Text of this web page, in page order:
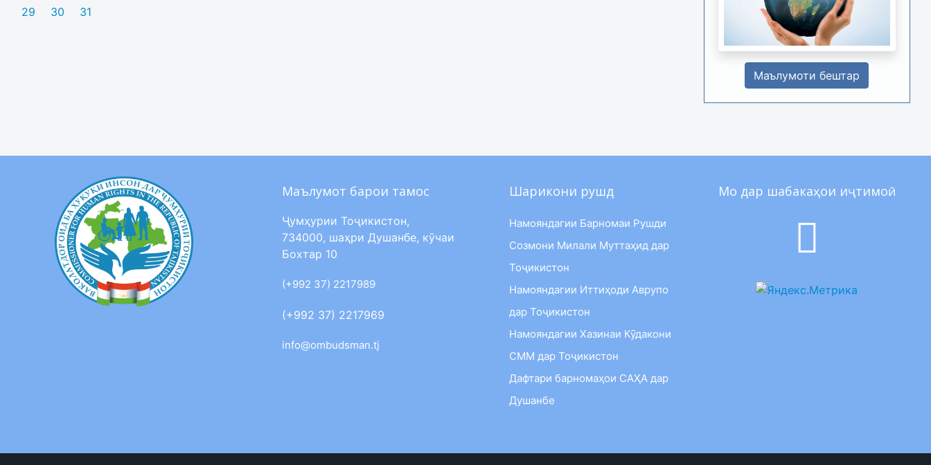
29 30 31
Маълумоти бештар
Маълумот барои тамос
Ҷумҳурии Тоҷикистон,
734000, шаҳри Душанбе, кӯчаи
Бохтар 10
(+992 37) 2217989
(+992 37) 2217969
info@ombudsman.tj
Шарикони рушд
Намояндагии Барномаи Рушди
Созмони Милали Муттаҳид дар
Тоҷикистон
Намояндагии Иттиҳоди Аврупо
дар Тоҷикистон
Намояндагии Хазинаи Кӯдакони
СММ дар Тоҷикистон
Дафтари барномаҳои САҲА дар
Душанбе
Мо дар шабакаҳои иҷтимоӣ